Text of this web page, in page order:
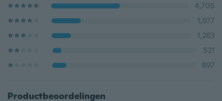
4,705
1,977
1,283
521
897
Productbeoordelingen